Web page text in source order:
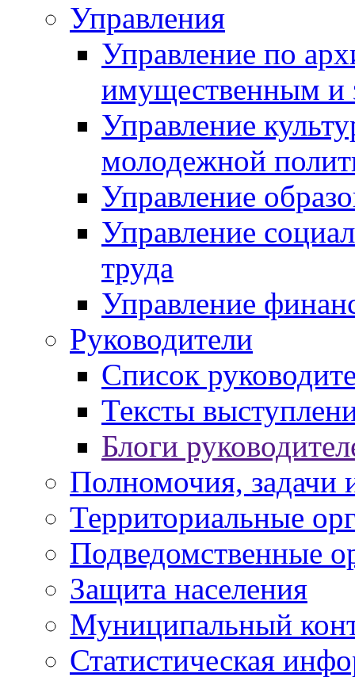
Управления
Управление по
имущественным и
Управление
молодежной
Управление
Управление
труда
Управление
Руководители
Список
Тексты
Блоги
Полномочия, задачи
Территориальные
Подведомственные
Защита населения
Муниципальный
Статистическая